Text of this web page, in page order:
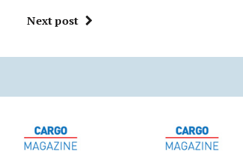
Next post